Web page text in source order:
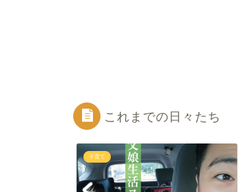
これまでの日々たち
子育て